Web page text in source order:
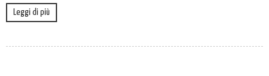
Leggi di più